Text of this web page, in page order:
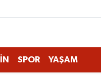
SPOR YAŞAM